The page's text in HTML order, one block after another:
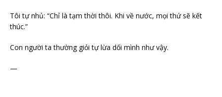
Tôi tự nhủ: “Chỉ là tạm thời thôi. Khi về nước, mọi thứ sẽ kết
thúc.”
Con người ta thường giỏi tự lừa dối mình như vậy.
—